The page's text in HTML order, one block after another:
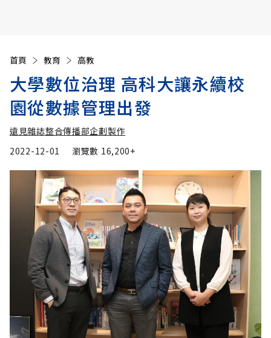
首頁 教育 高教
大學數位治理 高科大讓永續校
園從數據管理出發
遠見雜誌整合傳播部企劃製作
2022-12-01
瀏覽數 16,200+